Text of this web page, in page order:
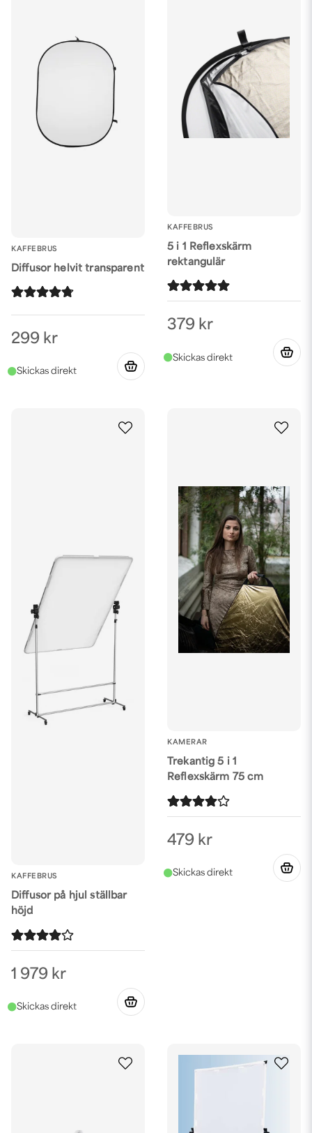
KAFFEBRUS
Diffusor helvit transparent
299 kr
KAFFEBRUS
5 i 1 Reflexskärm
rektangulär
379 kr
KAFFEBRUS
Diffusor på hjul ställbar
höjd
1 979 kr
KAMERAR
Trekantig 5 i 1
Reflexskärm 75 cm
479 kr